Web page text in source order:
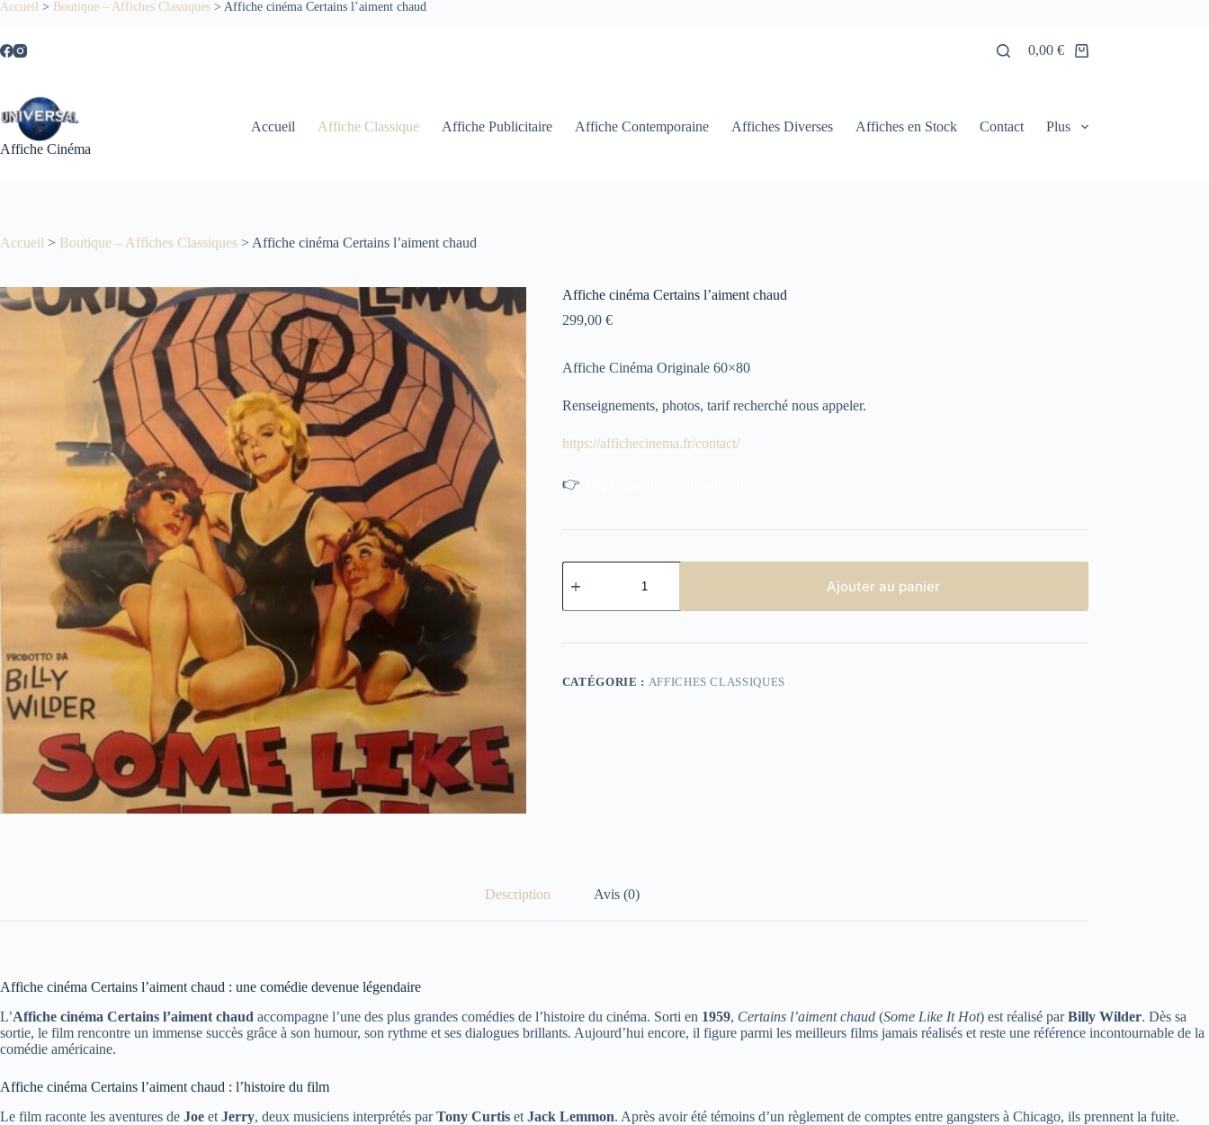
Passer
Accueil > Boutique – Affiches Classiques > Affiche cinéma Certains l’aiment chaud
Panier
0,00€
Affiche Cinéma
Accueil Affiche Classique Affiche Publicitaire Affiche Contemporaine Affiches Diverses Affiches en Stock Contact Plus
Accueil > Boutique – Affiches Classiques > Affiche cinéma Certains l’aiment chaud
Affiche cinéma Certains l’aiment chaud
299,00 €
Affiche Cinéma Originale 60×80
Renseignements, photos, tarif recherché nous appeler.
https://affichecinema.fr/contact/
👉
quantité
de
cinéma
l'aiment
Ajouter au panier
CATÉGORIE : AFFICHES CLASSIQUES
Description Avis (0)
Affiche cinéma Certains l’aiment chaud : une comédie devenue légendaire
L’Affiche cinéma Certains l’aiment chaud accompagne l’une des plus grandes comédies de l’histoire du cinéma. Sorti en 1959, Certains l’aiment chaud (Some Like It Hot) est réalisé parBilly Wilder. Dès sa
sortie, le film rencontre un immense succès grâce à son humour, son rythme et ses dialogues brillants. Aujourd’hui encore, il figure parmi les meilleurs films jamais réalisés et reste une référence incontournable de la
comédie américaine.
Affiche cinéma Certains l’aiment chaud : l’histoire du film
Le film raconte les aventures de Joe et Jerry, deux musiciens interprétés parTony Curtis et Jack Lemmon. Après avoir été témoins d’un règlement de comptes entre gangsters à Chicago, ils prennent la fuite.